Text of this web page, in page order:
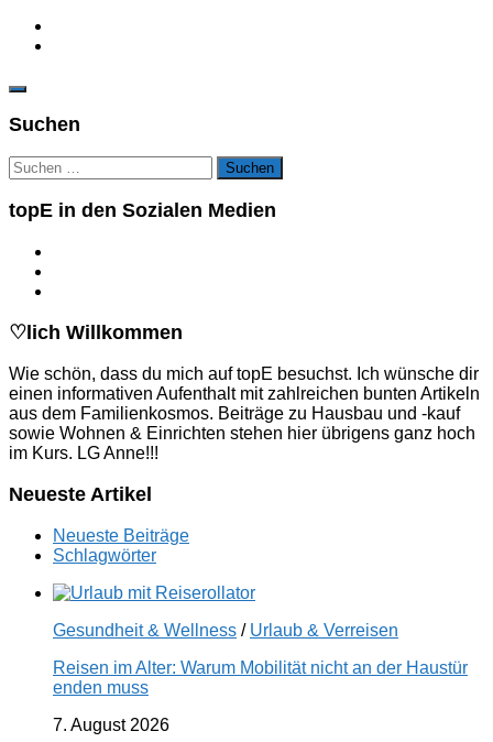
Suchen
Suchen
nach:
topE in den Sozialen Medien
♡lich Willkommen
Wie schön, dass du mich auf topE besuchst. Ich wünsche dir
einen informativen Aufenthalt mit zahlreichen bunten Artikeln
aus dem Familienkosmos. Beiträge zu Hausbau und -kauf
sowie Wohnen & Einrichten stehen hier übrigens ganz hoch
im Kurs. LG Anne!!!
Neueste Artikel
Neueste Beiträge
Schlagwörter
Gesundheit & Wellness / Urlaub & Verreisen
Reisen im Alter: Warum Mobilität nicht an der Haustür
enden muss
7. August 2026